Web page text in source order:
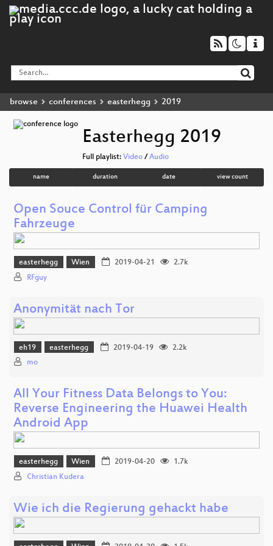
browse conferences easterhegg 2019
Easterhegg 2019
Full playlist: Video / Audio
name duration date view count
Open Souce Control für Camping
Fahrzeuge
easterhegg Wien 2019-04-21
2.7k
RFguy
Anonymität nach Tor
eh19 easterhegg 2019-04-19
2.2k
mo
All Your Fitness Data Belongs to You:
Reverse Engineering the Huawei Health
Android App
easterhegg Wien 2019-04-20
1.7k
Christian Kudera
Wie ich die Regierung gehackt habe